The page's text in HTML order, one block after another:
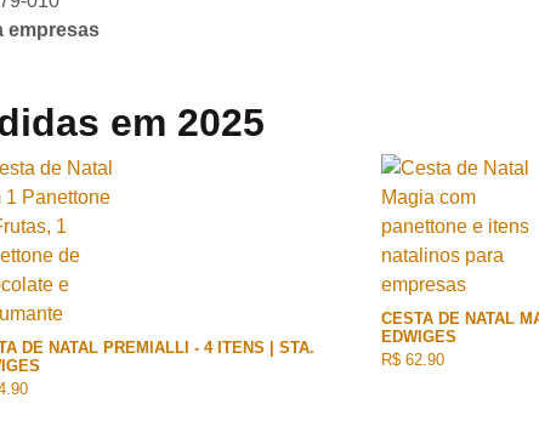
empresas
em 2025
DE NATAL PREMIALLI - 4 ITENS | STA.
CESTA DE NATAL
EDWIGES
R$ 62.90